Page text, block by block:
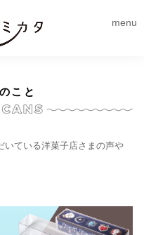
menu
こと
いている洋菓子店さまの声や